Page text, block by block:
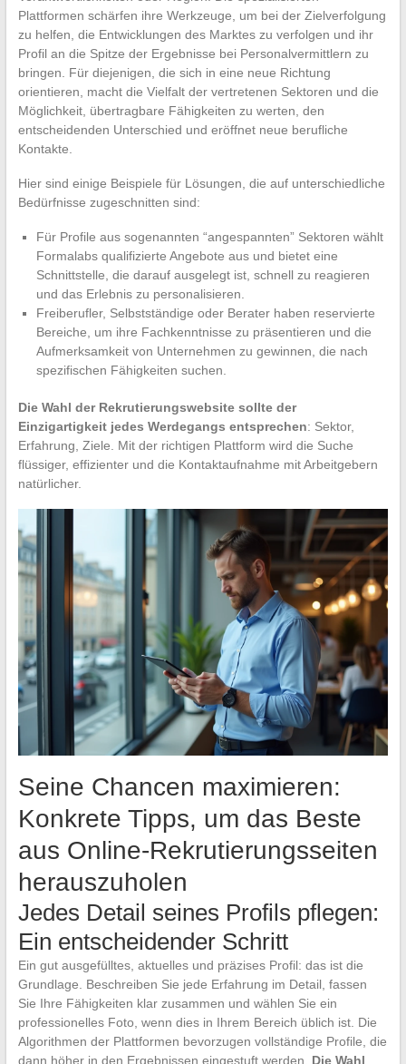
Plattformen schärfen ihre Werkzeuge, um bei der Zielverfolgung
zu helfen, die Entwicklungen des Marktes zu verfolgen und ihr
Profil an die Spitze der Ergebnisse bei Personalvermittlern zu
bringen. Für diejenigen, die sich in eine neue Richtung
orientieren, macht die Vielfalt der vertretenen Sektoren und die
Möglichkeit, übertragbare Fähigkeiten zu werten, den
entscheidenden Unterschied und eröffnet neue berufliche
Kontakte.
Hier sind einige Beispiele für Lösungen, die auf unterschiedliche
Bedürfnisse zugeschnitten sind:
Für Profile aus sogenannten “angespannten” Sektoren wählt
Formalabs qualifizierte Angebote aus und bietet eine
Schnittstelle, die darauf ausgelegt ist, schnell zu reagieren
und das Erlebnis zu personalisieren.
Freiberufler, Selbstständige oder Berater haben reservierte
Bereiche, um ihre Fachkenntnisse zu präsentieren und die
Aufmerksamkeit von Unternehmen zu gewinnen, die nach
spezifischen Fähigkeiten suchen.
Die Wahl der Rekrutierungswebsite sollte der
Einzigartigkeit jedes Werdegangs entsprechen: Sektor,
Erfahrung, Ziele. Mit der richtigen Plattform wird die Suche
flüssiger, effizienter und die Kontaktaufnahme mit Arbeitgebern
natürlicher.
Seine Chancen maximieren:
Konkrete Tipps, um das Beste
aus Online-Rekrutierungsseiten
herauszuholen
Jedes Detail seines Profils pflegen:
Ein entscheidender Schritt
Ein gut ausgefülltes, aktuelles und präzises Profil: das ist die
Grundlage. Beschreiben Sie jede Erfahrung im Detail, fassen
Sie Ihre Fähigkeiten klar zusammen und wählen Sie ein
professionelles Foto, wenn dies in Ihrem Bereich üblich ist. Die
Algorithmen der Plattformen bevorzugen vollständige Profile, die
dann höher in den Ergebnissen eingestuft werden. Die Wahl